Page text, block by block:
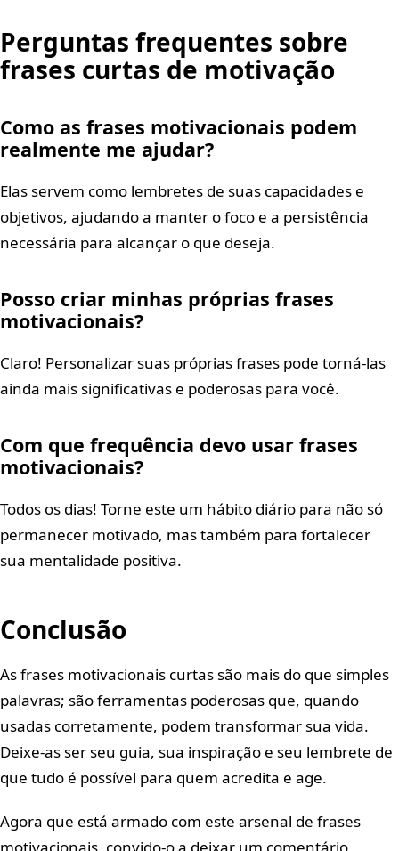
Perguntas frequentes sobre
frases curtas de motivação
Como as frases motivacionais podem
realmente me ajudar?
Elas servem como lembretes de suas capacidades e
objetivos, ajudando a manter o foco e a persistência
necessária para alcançar o que deseja.
Posso criar minhas próprias frases
motivacionais?
Claro! Personalizar suas próprias frases pode torná-las
ainda mais significativas e poderosas para você.
Com que frequência devo usar frases
motivacionais?
Todos os dias! Torne este um hábito diário para não só
permanecer motivado, mas também para fortalecer
sua mentalidade positiva.
Conclusão
As frases motivacionais curtas são mais do que simples
palavras; são ferramentas poderosas que, quando
usadas corretamente, podem transformar sua vida.
Deixe-as ser seu guia, sua inspiração e seu lembrete de
que tudo é possível para quem acredita e age.
Agora que está armado com este arsenal de frases